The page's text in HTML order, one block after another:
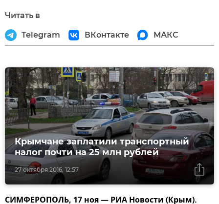
Читать в
Telegram ВКонтакте МАКС
27 октября 2016, 12:57
Крымчане заплатили транспортный
налог почти на 25 млн рублей
СИМФЕРОПОЛЬ, 17 ноя — РИА Новости (Крым).